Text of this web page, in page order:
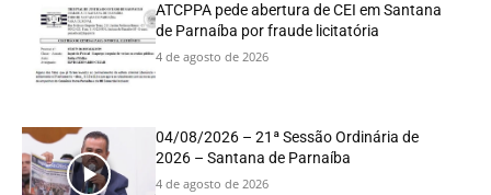
ATCPPA pede abertura de CEI em Santana
de Parnaíba por fraude licitatória
4 de agosto de 2026
04/08/2026 – 21ª Sessão Ordinária de
2026 – Santana de Parnaíba
4 de agosto de 2026